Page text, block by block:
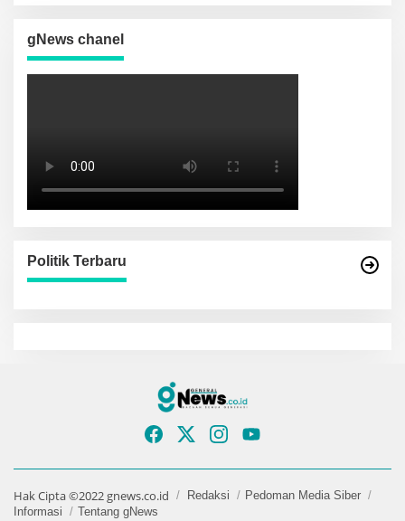
gNews chanel
Politik Terbaru
Hak Cipta ©2022 gnews.co.id Redaksi
Pedoman Media Siber
Informasi
Tentang gNews